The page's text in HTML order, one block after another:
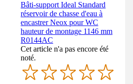
Bâti-support Ideal Standard
réservoir de chasse d'eau à
encastrer Neox pour WC
hauteur de montage 1146 mm
R0144AC
Cet article n'a pas encore été
noté.